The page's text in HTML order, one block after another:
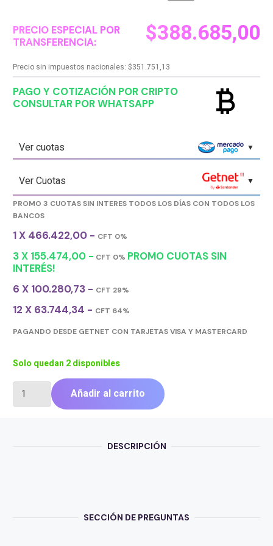
PRECIO ESPECIAL POR
TRANSFERENCIA:
$388.685,00
Precio sin impuestos nacionales: $351.751,13
PAGO Y COTIZACIÓN POR CRIPTO
CONSULTAR POR WHATSAPP
currency_bitcoin
Ver cuotas
Ver Cuotas
PROMO 3 CUOTAS SIN INTERES TODOS LOS DÍAS CON TODOS LOS
BANCOS
1 X 466.422,00 - CFT 0%
3 X 155.474,00 - CFT 0% PROMO CUOTAS SIN
INTERÉS!
6 X 100.280,73 - CFT 29%
12 X 63.744,34 - CFT 64%
PAGANDO DESDE GETNET CON TARJETAS VISA Y MASTERCARD
Solo quedan 2 disponibles
AURICULAR
GAMER
Añadir al carrito
DESCRIPCIÓN
SECCIÓN DE PREGUNTAS